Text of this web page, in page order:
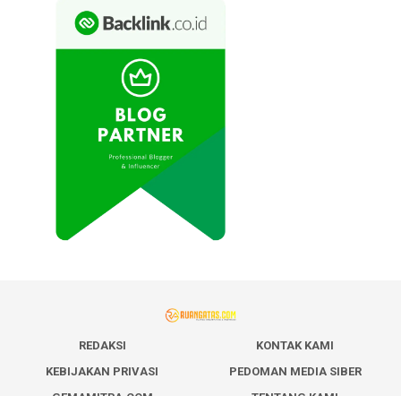
REDAKSI
KONTAK KAMI
KEBIJAKAN PRIVASI
PEDOMAN MEDIA SIBER